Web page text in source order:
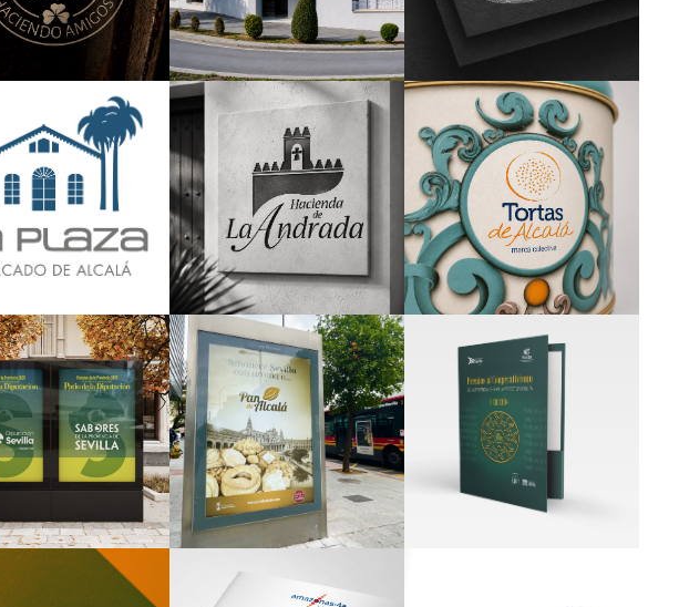
Branding Branding
Branding
Corporativo
Branding Branding
Creatividad Gráfica Creatividad Gráfica